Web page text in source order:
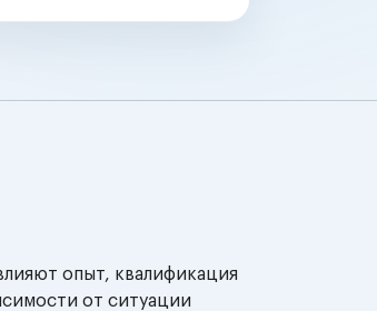
опыт, квалификация
от ситуации